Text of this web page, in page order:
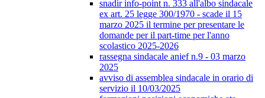
snadir info-point n. 333 all'albo sindacale
ex art. 25 legge 300/1970 - scade il 15
marzo 2025 il termine per presentare le
domande per il part-time per l'anno
scolastico 2025-2026
rassegna sindacale anief n.9 - 03 marzo
2025
avviso di assemblea sindacale in orario di
servizio il 10/03/2025